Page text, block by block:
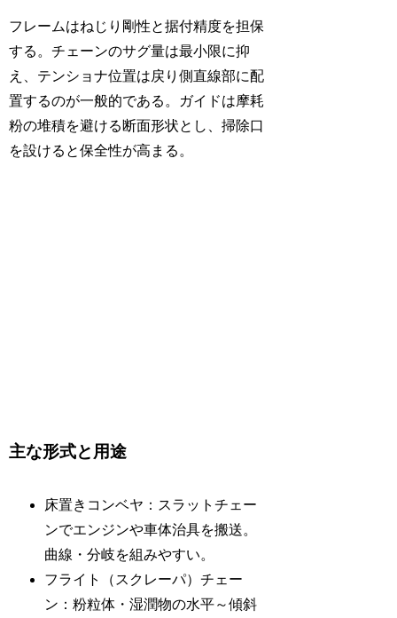
フレームはねじり剛性と据付精度を担保
する。チェーンのサグ量は最小限に抑
え、テンショナ位置は戻り側直線部に配
置するのが一般的である。ガイドは摩耗
粉の堆積を避ける断面形状とし、掃除口
を設けると保全性が高まる。
主な形式と用途
床置きコンベヤ：スラットチェー
ンでエンジンや車体治具を搬送。
曲線・分岐を組みやすい。
フライト（スクレーパ）チェー
ン：粉粒体・湿潤物の水平～傾斜